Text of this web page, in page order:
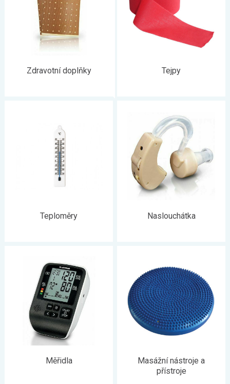
Zdravotní doplňky Tejpy
Teploměry Naslouchátka
Měřidla
Masážní nástroje a
přístroje